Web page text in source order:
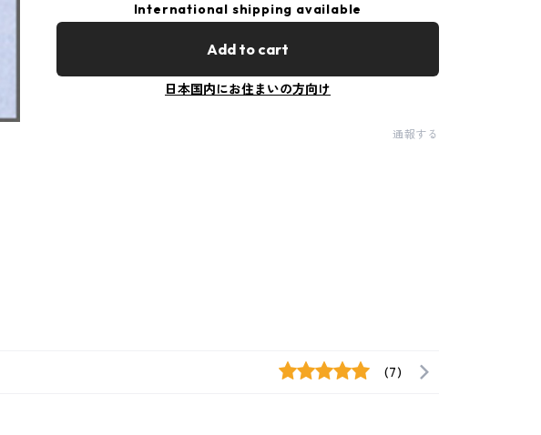
International shipping available
Add to cart
日本国内にお住まいの方向け
通報する
(7)